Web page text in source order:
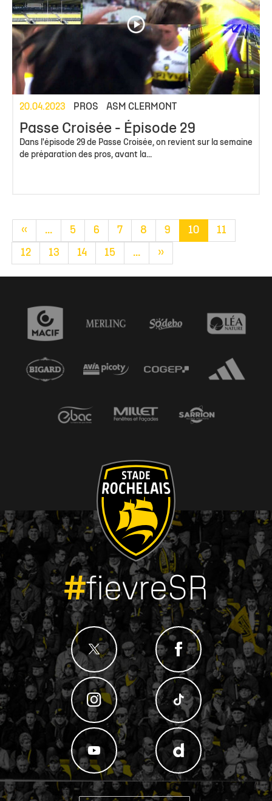
20.04.2023 PROS ASM CLERMONT
Passe Croisée - Épisode 29
Dans l'épisode 29 de Passe Croisée, on revient sur la semaine
de préparation des pros, avant la...
« ... 5 6 7 8 9 10 11
12 13 14 15 ... »
#fievreSR